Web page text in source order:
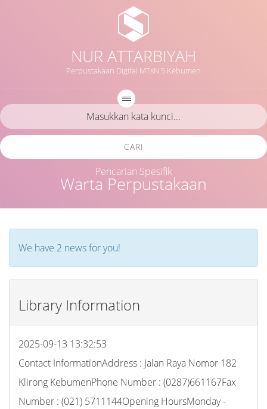
NUR ATTARBIYAH
Perpustakaan Digital MTsN 5 Kebumen
Warta Perpustakaan
CARI
Pencarian Spesifik
We have 2 news for you!
Library Information
2025-09-13 13:32:53
Contact InformationAddress : Jalan Raya Nomor 182
Klirong KebumenPhone Number : (0287)661167Fax
Number : (021) 5711144Opening HoursMonday -